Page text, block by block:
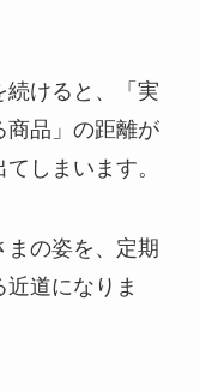
続けると、「実
商品」の距離が
しまいます。
の姿を、定期
道になりま